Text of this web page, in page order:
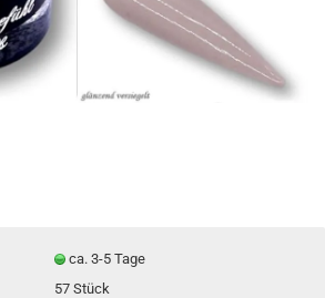
ca. 3-5 Tage
57Stück